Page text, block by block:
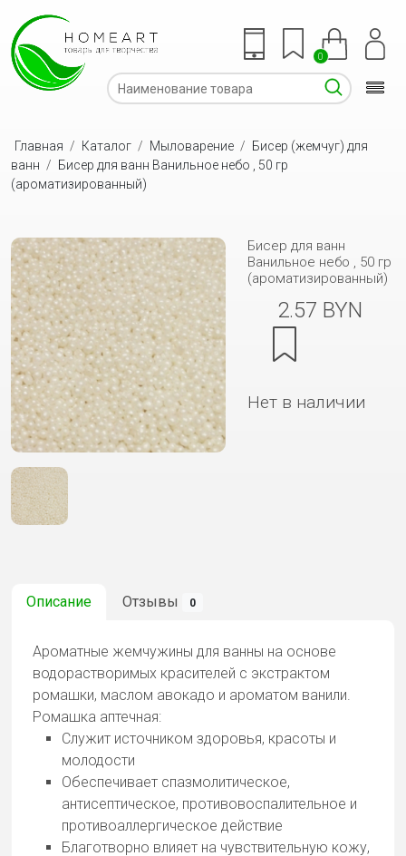
0
Главная / Каталог / Мыловарение /
Бисер (жемчуг) для
ванн /
Бисер для ванн Ванильное небо , 50 гр
(ароматизированный)
Бисер для ванн
Ванильное небо , 50 гр
(ароматизированный)
2.57 BYN
Нет в наличии
Описание Отзывы 0
Ароматные жемчужины для ванны на основе
водорастворимых красителей с экстрактом
ромашки, маслом авокадо и ароматом ванили.
Ромашка аптечная:
Служит источником здоровья, красоты и
молодости
Обеспечивает спазмолитическое,
антисептическое, противовоспалительное и
противоаллергическое действие
Благотворно влияет на чувствительную кожу,